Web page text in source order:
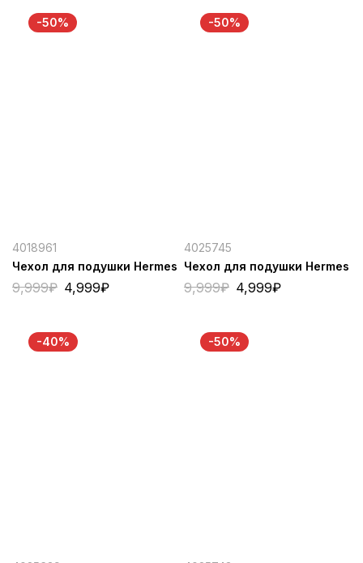
-50%
4018961
Чехол для подушки Hermes
9,999₽ 4,999₽
-50%
4025745
Чехол для подушки Hermes
9,999₽ 4,999₽
-40% -50%